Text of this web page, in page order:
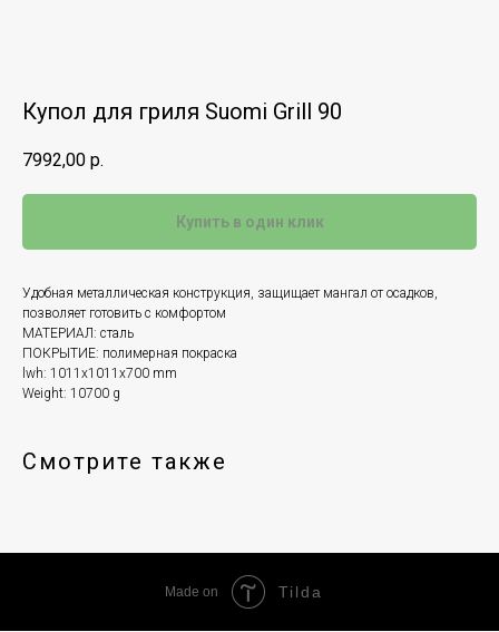
Купол для гриля Suomi Grill 90
7992,00 р.
Купить в один клик
Удобная металлическая конструкция, защищает мангал от осадков,
позволяет готовить с комфортом
МАТЕРИАЛ: сталь
ПОКРЫТИЕ: полимерная покраска
lwh: 1011x1011x700 mm
Weight: 10700 g
Смотрите также
Made on Tilda